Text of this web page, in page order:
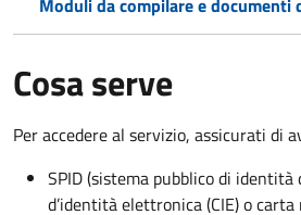
Moduli da compilare e documenti
Cosa serve
Per accedere al servizio, assicurati di
SPID (sistema pubblico di
d’identità elettronica (CIE) o